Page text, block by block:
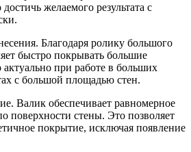
желаемого результата с
Благодаря ролику большого
быстро покрывать большие
при работе в больших
с большой площадью стен.
Валик обеспечивает равномерное
поверхности стены. Это позволяет
покрытие, исключая появление